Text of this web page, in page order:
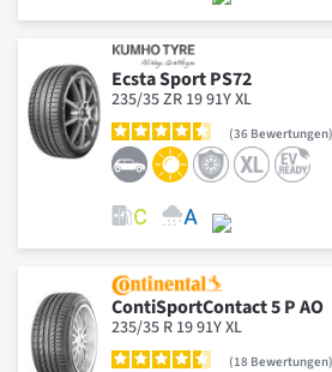
Ecsta Sport PS72
235/35 ZR 19 91Y XL
36 Bewertungen
ContiSportContact 5 P AO
235/35 R 19 91Y XL
18 Bewertungen